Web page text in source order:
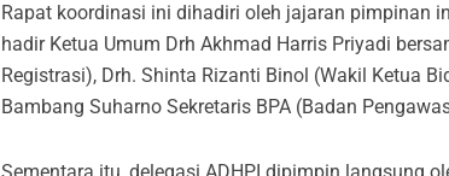
Rapat koordinasi ini dihadiri oleh jajaran pimpinan
hadir Ketua Umum Drh Akhmad Harris Priyadi
Registrasi), Drh. Shinta Rizanti Binol (Wakil Ketua
Bambang Suharno Sekretaris BPA (Badan
Sementara itu, delegasi ADHPI dipimpin langsung